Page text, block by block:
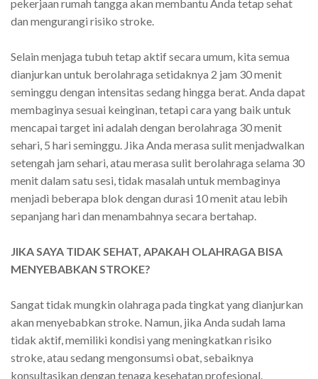
pekerjaan rumah tangga akan membantu Anda tetap sehat
dan mengurangi risiko stroke.
Selain menjaga tubuh tetap aktif secara umum, kita semua
dianjurkan untuk berolahraga setidaknya 2 jam 30 menit
seminggu dengan intensitas sedang hingga berat. Anda dapat
membaginya sesuai keinginan, tetapi cara yang baik untuk
mencapai target ini adalah dengan berolahraga 30 menit
sehari, 5 hari seminggu. Jika Anda merasa sulit menjadwalkan
setengah jam sehari, atau merasa sulit berolahraga selama 30
menit dalam satu sesi, tidak masalah untuk membaginya
menjadi beberapa blok dengan durasi 10 menit atau lebih
sepanjang hari dan menambahnya secara bertahap.
JIKA SAYA TIDAK SEHAT, APAKAH OLAHRAGA BISA
MENYEBABKAN STROKE?
Sangat tidak mungkin olahraga pada tingkat yang dianjurkan
akan menyebabkan stroke. Namun, jika Anda sudah lama
tidak aktif, memiliki kondisi yang meningkatkan risiko
stroke, atau sedang mengonsumsi obat, sebaiknya
konsultasikan dengan tenaga kesehatan profesional.